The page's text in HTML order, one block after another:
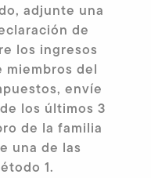
adjunte una
de
los ingresos
miembros del
envíe
los últimos 3
de la familia
una de las
1.